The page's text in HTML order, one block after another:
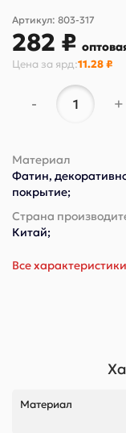
Артикул: 803-317
282 ₽
Цена за ярд:11.28 ₽
- +
Материал
Фатин,
покрытие;
Страна
Китай;
Все характеристики
Материал